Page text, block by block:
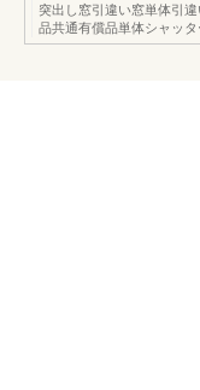
突出し窓引違い窓単体引
品共通有償品単体シャッ